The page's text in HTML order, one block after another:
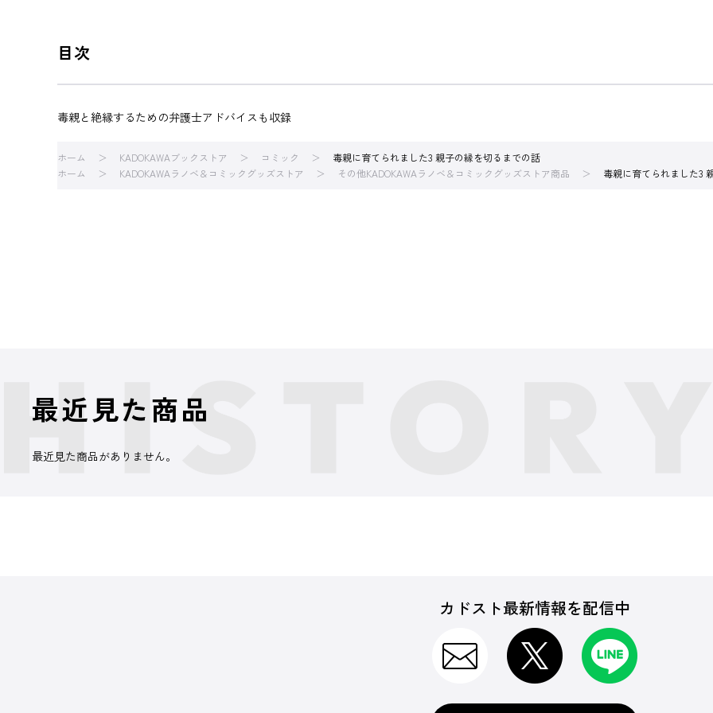
目次
毒親と絶縁するための弁護士アドバイスも収録
ホーム KADOKAWAブックストア コミック
毒親に育てられました3 親子の縁を切るまでの話
ホーム
KADOKAWAラノベ＆コミックグッズストア その他KADOKAWAラノベ＆コミックグッズストア商品 毒親に育てられました3
最近見た商品
最近見た商品がありません。
カドスト最新情報を配信中